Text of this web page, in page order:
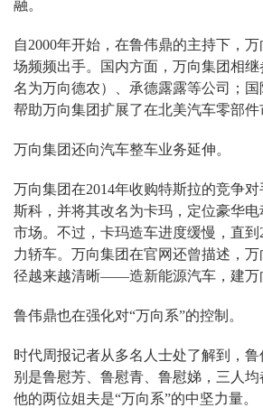
融。
自2000年开始，在鲁伟鼎的主持下，
场频频出手。国内方面，万向集团相
名为万向德农）、承德露露等公司；国
帮助万向集团扩展了在北美汽车零部件
万向集团还向汽车整车业务延伸。
万向集团在2014年收购特斯拉的竞争
斯科，并将其改名为卡玛，定位豪华
市场。不过，卡玛造车进度缓慢，直到
力轿车。万向集团在官网还曾描述，
径越来越清晰——造新能源汽车，建万
鲁伟鼎也在强化对“万向系”的控制。
时代周报记者从多名人士处了解到，
别是鲁慰芳、鲁慰青、鲁慰娣，三人
他的两位姐夫是“万向系”的中坚力量。